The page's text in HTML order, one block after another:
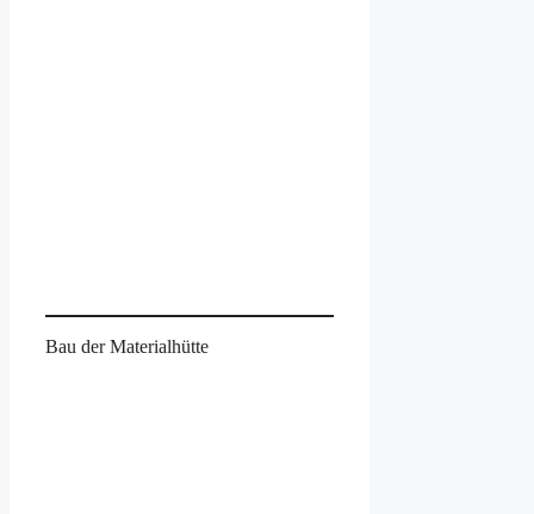
Bau der Materialhütte